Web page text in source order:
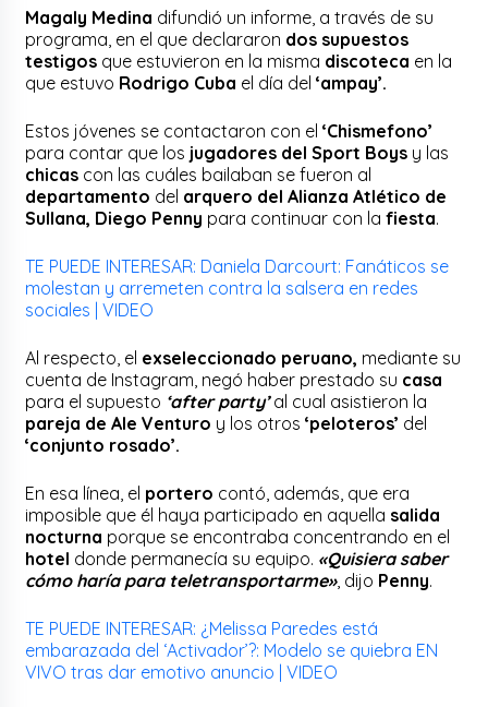
Magaly Medina difundió un informe, a través de su
programa, en el que declararon dos supuestos
testigos que estuvieron en la misma discoteca en la
que estuvo Rodrigo Cuba el día del‘ampay’.
Estos jóvenes se contactaron con el ‘Chismefono’
para contar que los jugadores del Sport Boys y las
chicas con las cuáles bailaban se fueron al
departamento del arquero del Alianza Atlético de
Sullana, Diego Penny para continuar con lafiesta.
TE PUEDE INTERESAR: Daniela Darcourt: Fanáticos se
molestan y arremeten contra la salsera en redes
sociales | VIDEO
Al respecto, el exseleccionado peruano, mediante su
cuenta de Instagram, negó haber prestado su casa
para el supuesto ‘after party’al cual asistieron la
pareja de Ale Venturo y los otros‘peloteros’ del
‘conjunto rosado’.
En esa línea, el portero contó, además, que era
imposible que él haya participado en aquella salida
nocturna porque se encontraba concentrando en el
hotel donde permanecía su equipo. «Quisiera saber
cómo haría para teletransportarme», dijo Penny.
TE PUEDE INTERESAR: ¿Melissa Paredes está
embarazada del ‘Activador’?: Modelo se quiebra EN
VIVO tras dar emotivo anuncio | VIDEO